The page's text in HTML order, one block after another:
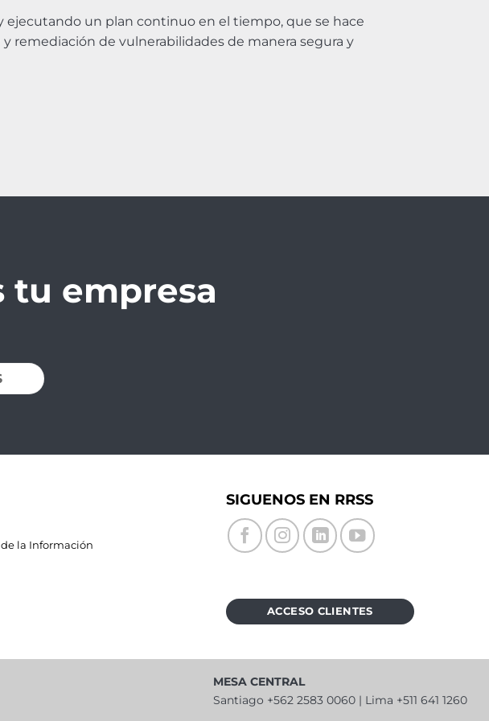
ejecutando un plan continuo en el tiempo, que se hace
remediación de vulnerabilidades de manera segura y
tu empresa
la Información
SIGUENOS EN RRSS
ACCESO CLIENTES
MESA CENTRAL
Santiago +562 2583 0060 | Lima +511 641 1260